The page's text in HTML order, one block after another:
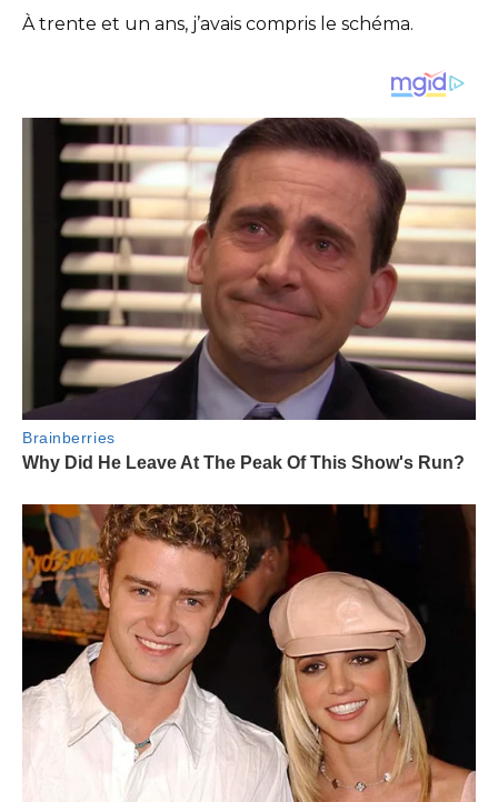
À trente et un ans, j’avais compris le schéma.